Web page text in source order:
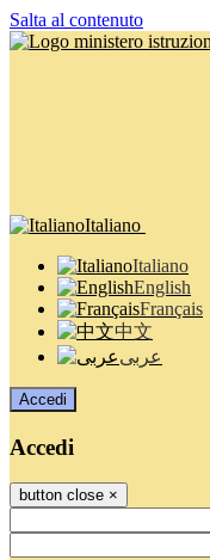
Salta al contenuto
Italiano
Italiano
English
Français
中文
عربى
Accedi
Accedi
button close ×